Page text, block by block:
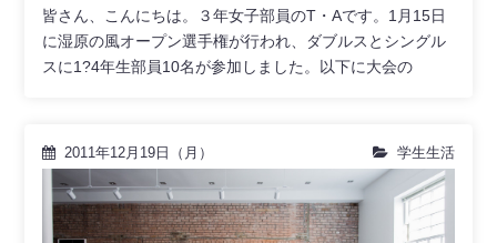
皆さん、こんにちは。３年女子部員のT・Aです。1月15日
に湿原の風オープン選手権が行われ、ダブルスとシングル
スに1?4年生部員10名が参加しました。以下に大会の
2011年12月19日（月） 学生生活